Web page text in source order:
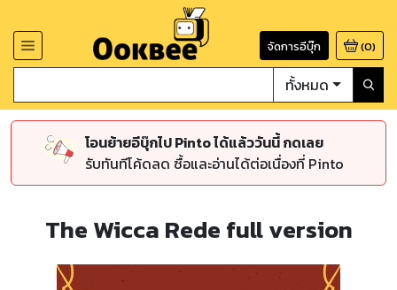
จัดการอีบุ๊ก (0)
ทั้งหมด
โอนย้ายอีบุ๊กไป Pinto ได้แล้ววันนี้ กดเลย
รับทันทีโค้ดลด ซื้อและอ่านได้ต่อเนื่องที่ Pinto
The Wicca Rede full version